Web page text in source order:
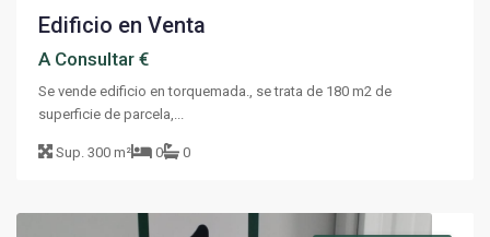
Edificio en Venta
A Consultar €
Se vende edificio en torquemada., se trata de 180 m2 de
superficie de parcela,...
Sup.300 m² 0 0